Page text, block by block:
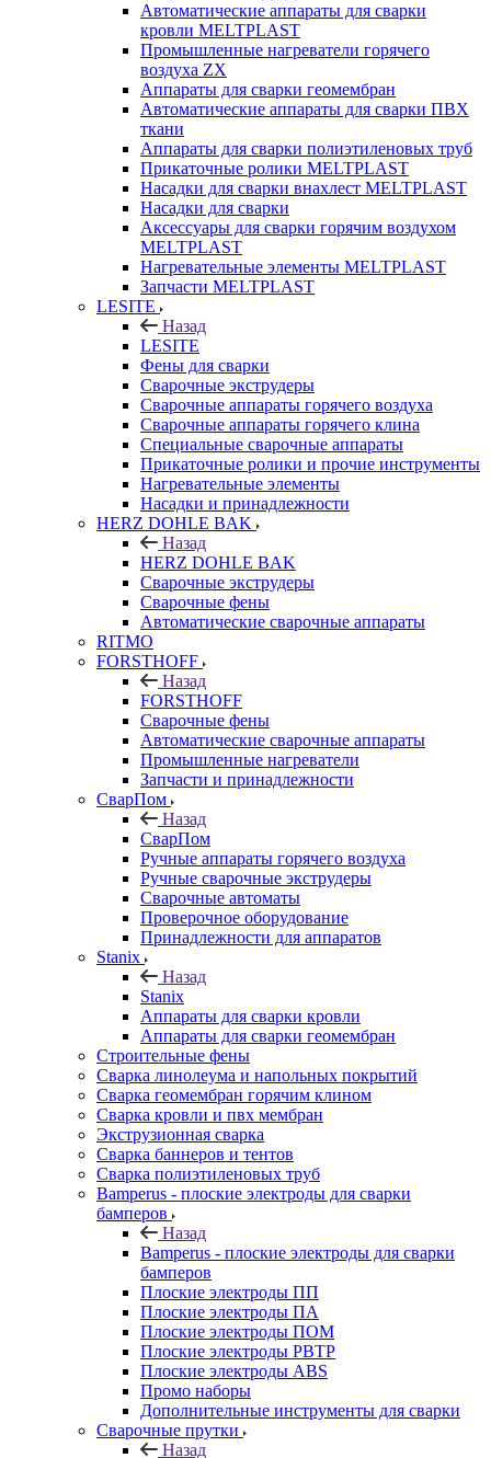
Автоматические аппараты для сварки
кровли MELTPLAST
Промышленные нагреватели горячего
воздуха ZX
Аппараты для сварки геомембран
Автоматические аппараты для сварки ПВХ
ткани
Аппараты для сварки полиэтиленовых труб
Прикаточные ролики MELTPLAST
Насадки для сварки внахлест MELTPLAST
Насадки для сварки
Аксессуары для сварки горячим воздухом
MELTPLAST
Нагревательные элементы MELTPLAST
Запчасти MELTPLAST
LESITE
Назад
LESITE
Фены для сварки
Сварочные экструдеры
Сварочные аппараты горячего воздуха
Сварочные аппараты горячего клина
Специальные сварочные аппараты
Прикаточные ролики и прочие инструменты
Нагревательные элементы
Насадки и принадлежности
HERZ DOHLE BAK
Назад
HERZ DOHLE BAK
Сварочные экструдеры
Сварочные фены
Автоматические сварочные аппараты
RITMO
FORSTHOFF
Назад
FORSTHOFF
Сварочные фены
Автоматические сварочные аппараты
Промышленные нагреватели
Запчасти и принадлежности
СварПом
Назад
СварПом
Ручные аппараты горячего воздуха
Ручные сварочные экструдеры
Сварочные автоматы
Проверочное оборудование
Принадлежности для аппаратов
Stanix
Назад
Stanix
Аппараты для сварки кровли
Аппараты для сварки геомембран
Строительные фены
Сварка линолеума и напольных покрытий
Сварка геомембран горячим клином
Сварка кровли и пвх мембран
Экструзионная сварка
Сварка баннеров и тентов
Сварка полиэтиленовых труб
Bamperus - плоские электроды для сварки
бамперов
Назад
Bamperus - плоские электроды для сварки
бамперов
Плоские электроды ПП
Плоские электроды ПА
Плоские электроды ПОМ
Плоские электроды РВТР
Плоские электроды ABS
Промо наборы
Дополнительные инструменты для сварки
Сварочные прутки
Назад